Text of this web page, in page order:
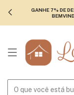
GANHE 7% DE